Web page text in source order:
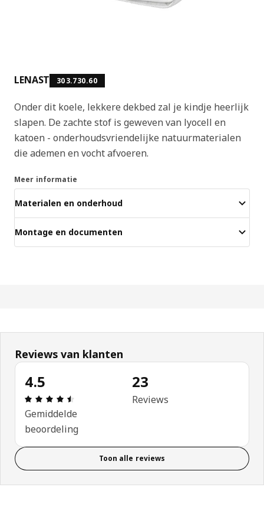
LENAST 303.730.60
Onder dit koele, lekkere dekbed zal je kindje heerlijk
slapen. De zachte stof is geweven van lyocell en
katoen - onderhoudsvriendelijke natuurmaterialen
die ademen en vocht afvoeren.
Meer informatie
Materialen en onderhoud
Montage en documenten
Reviews van klanten
4.5
Review: 4.5 van 5 sterren. Totaal beoordelingen:
Gemiddelde
beoordeling
23
Reviews
Toon alle reviews